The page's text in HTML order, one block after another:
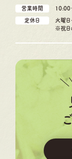
営業時間 10:00
定休日
火曜日
※祝日